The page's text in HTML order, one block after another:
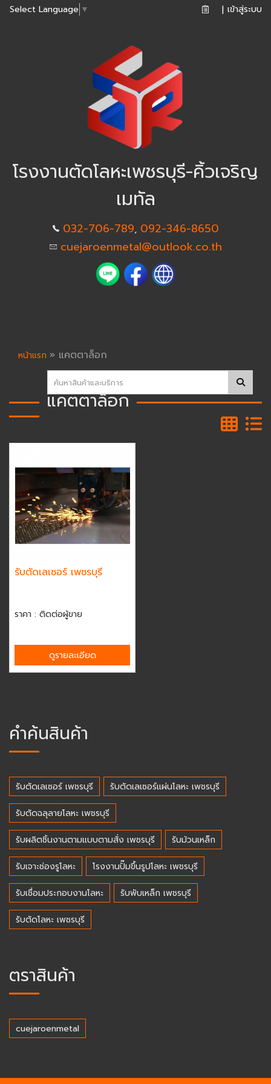
Select Language ▼ | เข้าสู่ระบบ
โรงงานตัดโลหะเพชรบุรี-คิ้วเจริญ
เมทัล
032-706-789, 092-346-8650
cuejaroenmetal@outlook.co.th
หน้าแรก » แคตตาล็อก
แคตตาล็อก
รับตัดเลเซอร์ เพชรบุรี
ราคา : ติดต่อผู้ขาย
ดูรายละเอียด
คำค้นสินค้า
รับตัดเลเซอร์ เพชรบุรี รับตัดเลเซอร์แผ่นโลหะ เพชรบุรี
รับตัดฉลุลายโลหะ เพชรบุรี
รับผลิตชิ้นงานตามแบบตามสั่ง เพชรบุรี รับม้วนเหล็ก
รับเจาะช่องรูโลหะ โรงงานปั๊มขึ้นรูปโลหะ เพชรบุรี
รับเชื่อมประกอบงานโลหะ รับพับเหล็ก เพชรบุรี
รับตัดโลหะ เพชรบุรี
ตราสินค้า
cuejaroenmetal